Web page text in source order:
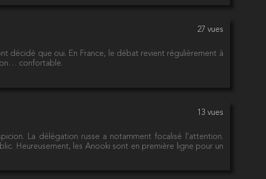
décidé que oui. En France, le débat revient régulièrement à
confortable.
27 vues
La délégation russe a notamment focalisé l’attention.
Heureusement, les Anooki sont en première ligne pour un
13 vues